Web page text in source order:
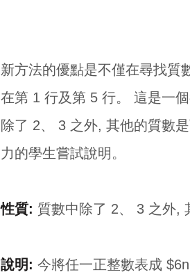
新方法的優點是不僅在尋找質
在第 1 行及第 5 行。 這是一
除了 2、 3 之外, 其他的質數
力的學生嘗試說明。
性質: 質數中除了 2、 3 之外,
說明: 今將任一正整數表成